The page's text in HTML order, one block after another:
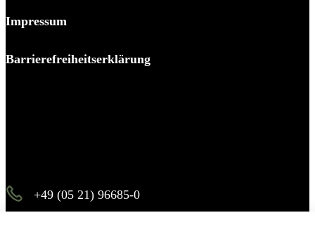
Impressum
Barrierefreiheitserklärung
+49 (05 21) 96685-0